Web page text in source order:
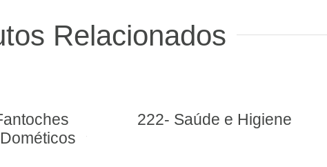
Relacionados
222- Saúde e Higiene